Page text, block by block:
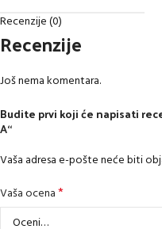
Recenzije (0)
Recenzije
Još nema komentara.
Budite prvi koji će napisati
A“
Vaša adresa e-pošte neće biti
Vaša ocena*